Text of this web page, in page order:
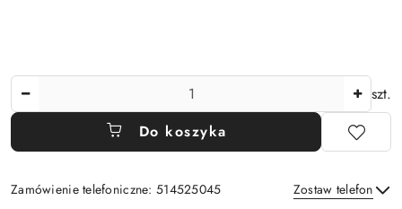
szt.
Do koszyka
Zamówienie telefoniczne: 514525045 Zostaw telefon